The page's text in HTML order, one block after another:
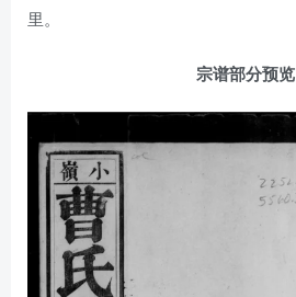
里。
宗谱部分预览